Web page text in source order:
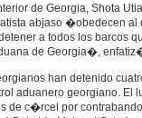
de Georgia, Shota
abjaso �obedecen al
a todos los barcos
de Georgia�,
han detenido
aduanero georgiano. El
de c�rcel por